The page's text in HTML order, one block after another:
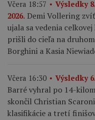
Včera 18:57
Výsledky
2026. Demi Vollering
ujala sa vedenia
prišli do cieľa na
Borghini a Kasia
Včera 16:30 Výsledky
Barré vyhral po 14-
skončil Christian
klasifikácie a tretí